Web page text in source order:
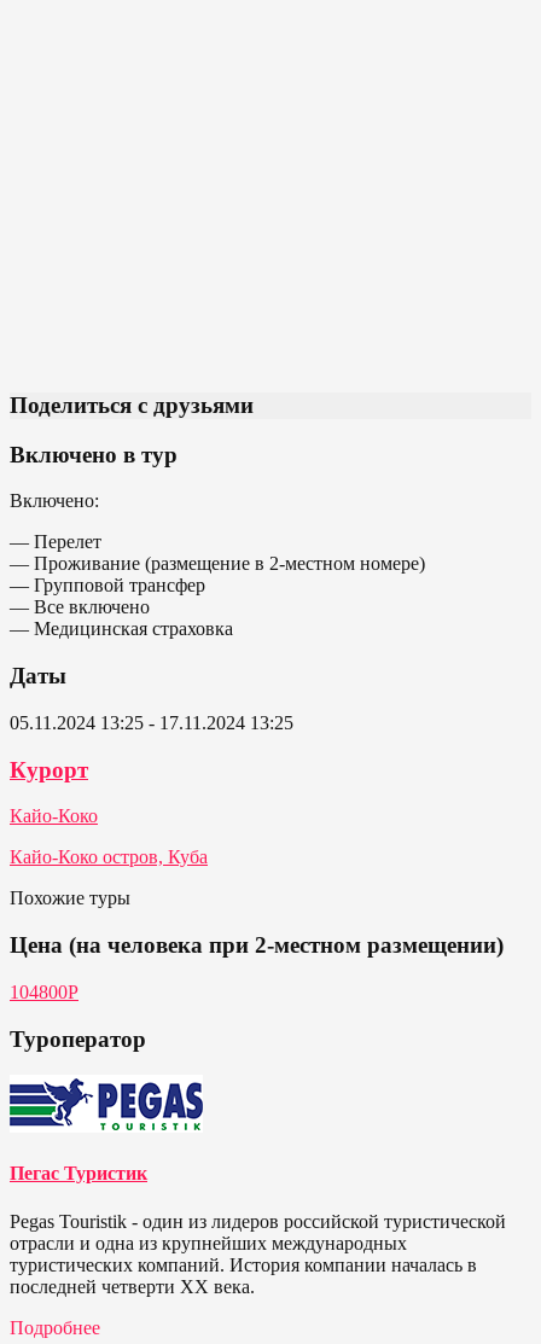
Поделиться с друзьями
Включено в тур
Включено:
— Перелет
— Проживание (размещение в 2-местном номере)
— Групповой трансфер
— Все включено
— Медицинская страховка
Даты
05.11.2024 13:25 - 17.11.2024 13:25
Курорт
Кайо-Коко
Кайо-Коко остров, Куба
Похожие туры
Цена (на человека при 2-местном размещении)
104800Р
Туроператор
Пегас Туристик
Pegas Touristik - один из лидеров российской туристической
отрасли и одна из крупнейших международных
туристических компаний. История компании началась в
последней четверти ХХ века.
Подробнее